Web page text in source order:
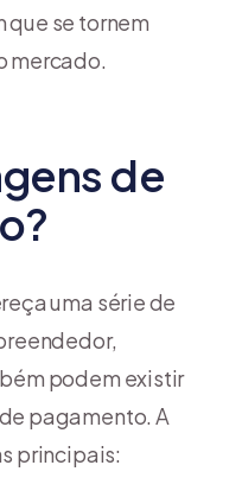
que se tornem
mercado.
de
uma série de
podem existir
pagamento. A
principais: